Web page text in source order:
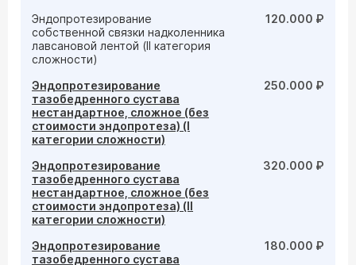
Эндопротезирование
собственной связки надколенника
лавсановой лентой (II категория
сложности)
120.000 ₽
Эндопротезирование
тазобедренного сустава
нестандартное, сложное (без
стоимости эндопротеза) (I
категории сложности)
250.000 ₽
Эндопротезирование
тазобедренного сустава
нестандартное, сложное (без
стоимости эндопротеза) (II
категории сложности)
320.000 ₽
Эндопротезирование
тазобедренного сустава
180.000 ₽